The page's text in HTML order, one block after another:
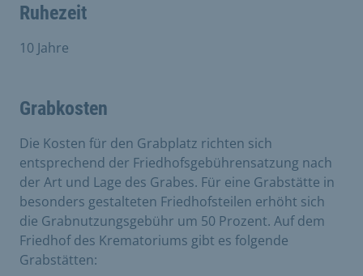
Ruhezeit
10 Jahre
Grabkosten
Die Kosten für den Grabplatz richten sich
entsprechend der Friedhofsgebührensatzung nach
der Art und Lage des Grabes. Für eine Grabstätte in
besonders gestalteten Friedhofsteilen erhöht sich
die Grabnutzungsgebühr um 50 Prozent. Auf dem
Friedhof des Krematoriums gibt es folgende
Grabstätten: